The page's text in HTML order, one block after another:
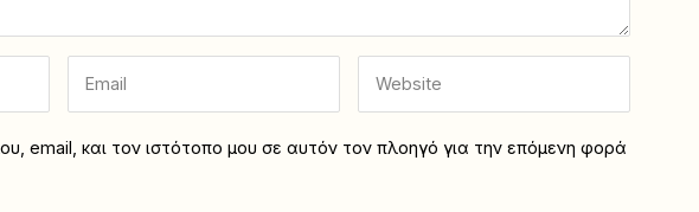
email, και τον ιστότοπο μου σε αυτόν τον πλοηγό για την επόμενη φορά